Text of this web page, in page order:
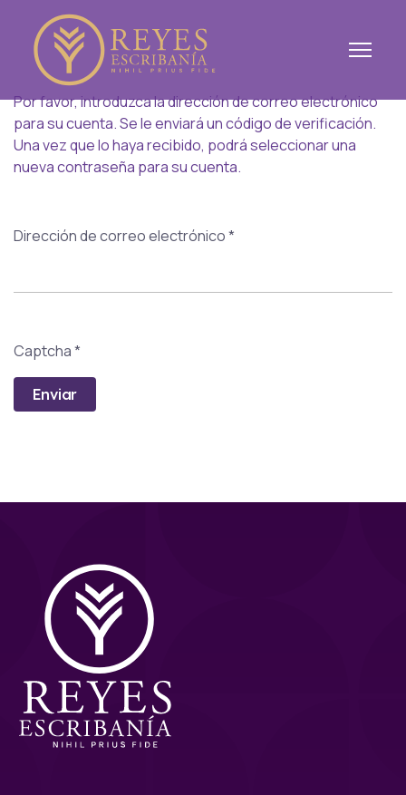
Por favor, introduzca la dirección de correo electrónico
para su cuenta. Se le enviará un código de verificación.
Una vez que lo haya recibido, podrá seleccionar una
nueva contraseña para su cuenta.
Dirección de correo electrónico*
Captcha*
Enviar